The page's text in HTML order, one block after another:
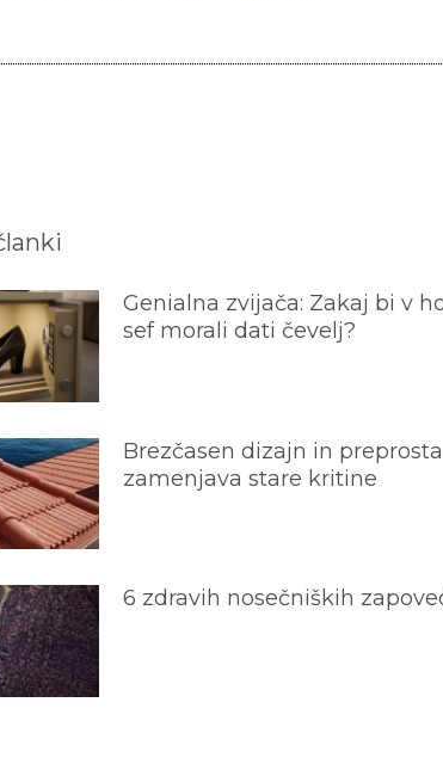
Genialna zvijača: Zakaj bi v
sef morali dati čevelj?
Brezčasen dizajn in preprosta
zamenjava stare kritine
6 zdravih nosečniških